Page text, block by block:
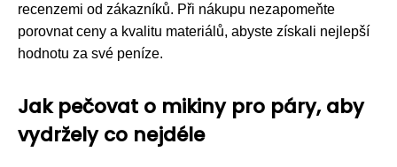
recenzemi od zákazníků. Při nákupu nezapomeňte
porovnat ceny a kvalitu materiálů, abyste získali nejlepší
hodnotu za své peníze.
Jak pečovat o mikiny pro páry, aby
vydržely co nejdéle